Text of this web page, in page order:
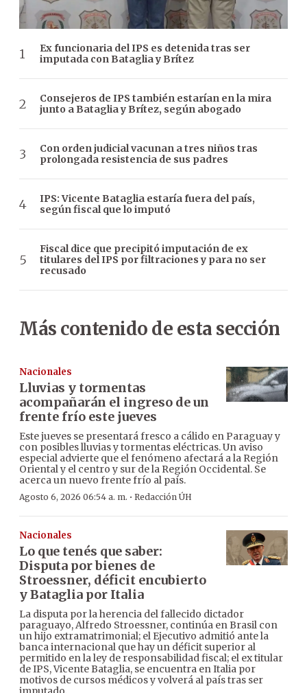
Ex funcionaria del IPS es detenida tras ser
imputada con Bataglia y Brítez
Consejeros de IPS también estarían en la mira
junto a Bataglia y Brítez, según abogado
Con orden judicial vacunan a tres niños tras
prolongada resistencia de sus padres
IPS: Vicente Bataglia estaría fuera del país,
según fiscal que lo imputó
Fiscal dice que precipitó imputación de ex
titulares del IPS por filtraciones y para no ser
recusado
Más contenido de esta sección
Nacionales
Lluvias y tormentas
acompañarán el ingreso de un
frente frío este jueves
Este jueves se presentará fresco a cálido en Paraguay y
con posibles lluvias y tormentas eléctricas. Un aviso
especial advierte que el fenómeno afectará a la Región
Oriental y el centro y sur de la Región Occidental. Se
acerca un nuevo frente frío al país.
Agosto 6, 2026 06:54 a. m. · Redacción ÚH
Nacionales
Lo que tenés que saber:
Disputa por bienes de
Stroessner, déficit encubierto
y Bataglia por Italia
La disputa por la herencia del fallecido dictador
paraguayo, Alfredo Stroessner, continúa en Brasil con
un hijo extramatrimonial; el Ejecutivo admitió ante la
banca internacional que hay un déficit superior al
permitido en la ley de responsabilidad fiscal; el ex titular
de IPS, Vicente Bataglia, se encuentra en Italia por
motivos de cursos médicos y volverá al país tras ser